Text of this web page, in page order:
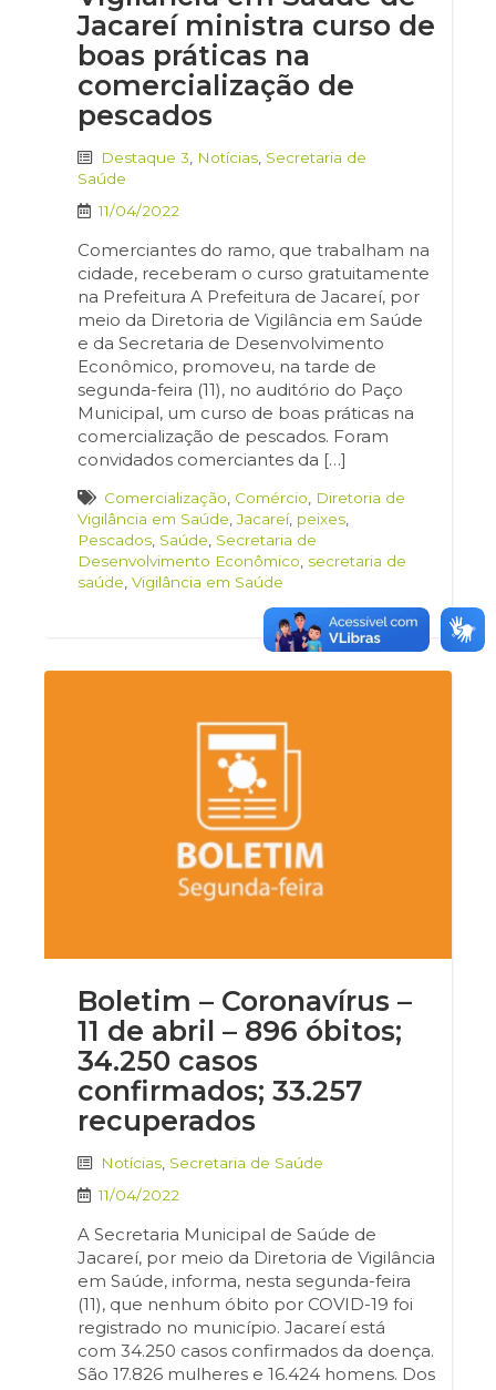
Jacareí ministra curso de
boas práticas na
comercialização de
pescados
Destaque 3 Notícias Secretaria de
Saúde
11/04/2022
Comerciantes do ramo, que trabalham na
cidade, receberam o curso gratuitamente
na Prefeitura A Prefeitura de Jacareí, por
meio da Diretoria de Vigilância em Saúde
e da Secretaria de Desenvolvimento
Econômico, promoveu, na tarde de
segunda-feira (11), no auditório do Paço
Municipal, um curso de boas práticas na
comercialização de pescados. Foram
convidados comerciantes da […]
Comercialização Comércio
Diretoria de
Vigilância em Saúde ,Jacareí, peixes
Pescados Saúde Secretaria de
Desenvolvimento Econômico secretaria de
saúde Vigilância em Saúde
Boletim – Coronavírus –
11 de abril – 896 óbitos;
34.250 casos
confirmados; 33.257
recuperados
Notícias Secretaria de Saúde
11/04/2022
A Secretaria Municipal de Saúde de
Jacareí, por meio da Diretoria de Vigilância
em Saúde, informa, nesta segunda-feira
(11), que nenhum óbito por COVID-19 foi
registrado no município. Jacareí está
com 34.250 casos confirmados da doença.
São 17.826 mulheres e 16.424 homens. Dos